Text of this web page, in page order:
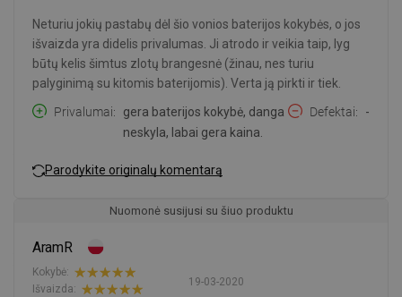
Neturiu jokių pastabų dėl šio vonios baterijos kokybės, o jos
išvaizda yra didelis privalumas. Ji atrodo ir veikia taip, lyg
būtų kelis šimtus zlotų brangesnė (žinau, nes turiu
palyginimą su kitomis baterijomis). Verta ją pirkti ir tiek.
Privalumai
gera baterijos kokybė, danga
neskyla, labai gera kaina.
Defektai -
Parodykite originalų komentarą
Nuomonė susijusi su šiuo produktu
AramR
19-03-2020
Kokybė:
Išvaizda: